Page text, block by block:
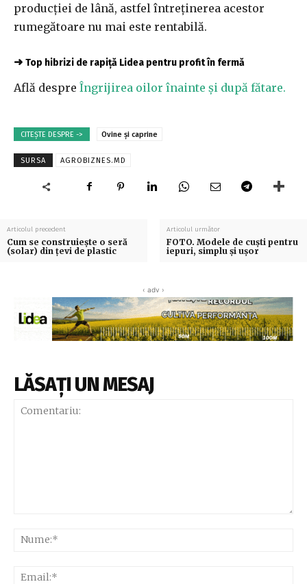
producției de lână, astfel întreținerea acestor
rumegătoare nu mai este rentabilă.
➜ Top hibrizi de rapiță Lidea pentru profit în fermă
Află despre Îngrijirea oilor înainte și după fătare.
CITEȘTE DESPRE -> Ovine și caprine
SURSA AGROBIZNES.MD
Articolul precedent
Cum se construiește o seră
(solar) din țevi de plastic
Articolul următor
FOTO. Modele de cuști pentru
iepuri, simplu și ușor
‹ adv ›
LĂSAȚI UN MESAJ